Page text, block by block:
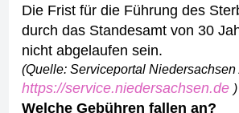
Die Frist für die Führung des
durch das Standesamt von 30
nicht abgelaufen sein.
(Quelle: Serviceportal Niedersachsen
https://service.niedersachsen.de )
Welche Gebühren fallen an?